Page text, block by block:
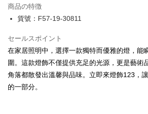
JKOPAY
Google Pay
AFTEE代金後払い
商品の特徴
貨號：F57-19-30811
セールスポイント
在家居照明中，選擇一款獨特而優雅的燈，能
圍。這款燈飾不僅提供充足的光源，更是藝術
角落都散發出溫馨與品味。立即來燈飾123，
的一部分。